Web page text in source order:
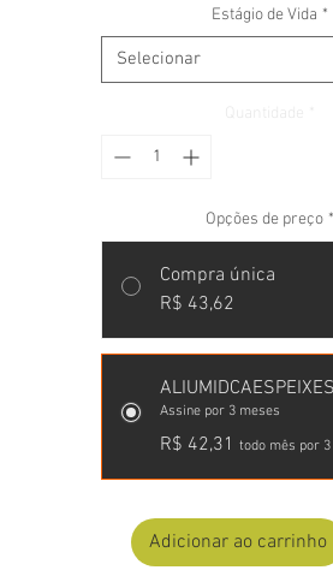
Estágio de Vida *
Selecionar
Opções de preço *
Compra única
R$ 43,62
Assine por 3 meses
R$ 42,31 todo mês por
Adicionar ao carrinho